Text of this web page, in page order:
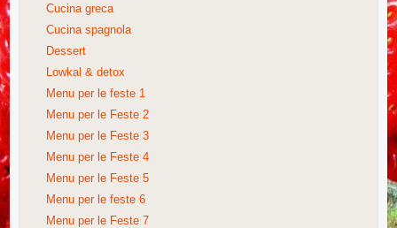
Cucina greca
Cucina spagnola
Dessert
Lowkal & detox
Menu per le feste 1
Menu per le Feste 2
Menu per le Feste 3
Menu per le Feste 4
Menu per le Feste 5
Menu per le feste 6
Menu per le Feste 7